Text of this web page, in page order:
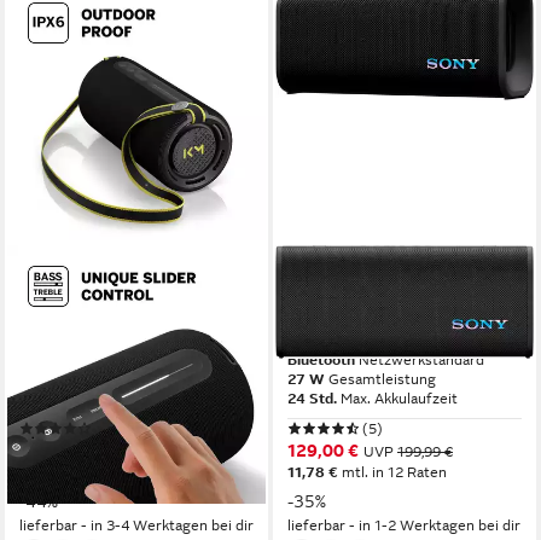
LOEWE
We. HEAR pro black.
Netzwerkstandard
100 W Gesamtleistung
24 Std. Max. Akkulaufzeit
(3)
ab 150,00 € UVP 269,00 €
13,70 € mtl. in 12 Raten
-44%
lieferbar - in 3-4 Werktagen bei dir
SONY
ULT Field 3 Bluetooth-
Lautsprecher
Bluetooth Netzwerkstandard
27 W Gesamtleistung
24 Std. Max. Akkulaufzeit
(5)
129,00 € UVP 199,99 €
11,78 € mtl. in 12 Raten
-35%
lieferbar - in 1-2 Werktagen bei dir